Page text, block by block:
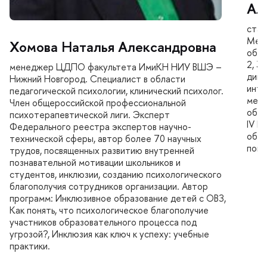
Хомова Наталья Александровна
менеджер ЦДПО факультета ИмиКН НИУ ВШЭ –
Нижний Новгород. Специалист в области
педагогической психологии, клинический психолог.
Член общероссийской профессиональной
психотерапевтической лиги. Эксперт
Федерального реестра экспертов научно-
технической сферы, автор более 70 научных
трудов, посвященных развитию внутренней
познавательной мотивации школьников и
студентов, инклюзии, созданию психологического
лагополучия сотрудников организации. Автор
программ: Инклюзивное образование детей с ОВЗ,
Как понять, что психологическое благополучие
участников образовательного процесса под
угрозой?, Инклюзия как ключ к успеху: учебные
практики.
2, 3
IV